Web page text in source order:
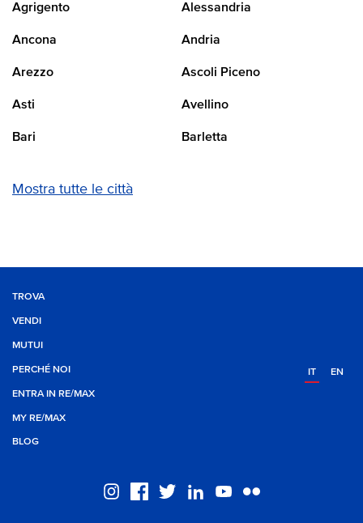
Agrigento Alessandria
Ancona Andria
Arezzo Ascoli Piceno
Asti Avellino
Bari Barletta
Mostra tutte le città
TROVA
VENDI
MUTUI
PERCHÉ NOI
ENTRA IN RE/MAX
MY RE/MAX
BLOG
IT EN